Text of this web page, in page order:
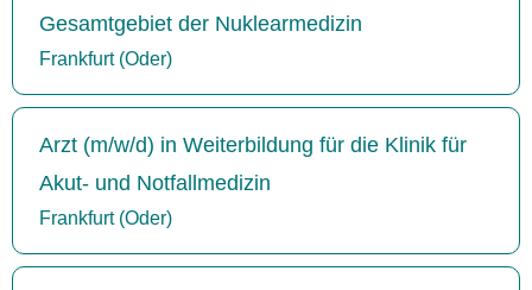
Gesamtgebiet der Nuklearmedizin
Frankfurt (Oder)
Arzt (m/w/d) in Weiterbildung für die Klinik für
Akut- und Notfallmedizin
Frankfurt (Oder)